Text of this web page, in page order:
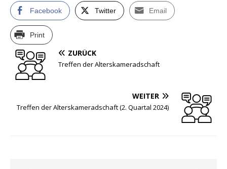
Facebook Twitter Email
Print
ZURÜCK
Treffen der Alterskameradschaft
WEITER
Treffen der Alterskameradschaft (2. Quartal 2024)